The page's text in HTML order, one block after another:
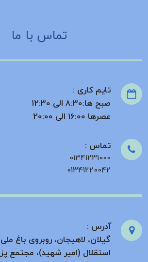
تماس با ما
تایم کاری :
صبح ها:8:30 الی 12:30
عصرها 16:00 الی 20:00
تماس :
01341231000
01341220042
آدرس :
گیلان، لاهیجان، روبروی باغ
استقلال (امیر شهید)، مجتمع